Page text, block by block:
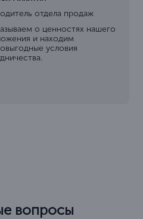
отдела продаж
о ценностях нашего
и находим
условия
вопросы